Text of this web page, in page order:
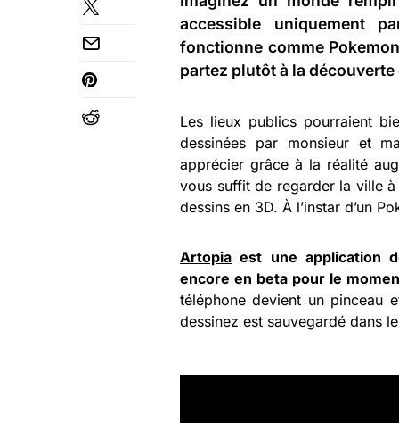
accessible uniquement
fonctionne comme
partez plutôt à la
Les lieux publics pourraient
dessinées par monsieur et
apprécier grâce à la réalité
vous suffit de regarder la ville
dessins en 3D. À l’instar d’un
Artopia est une application
encore en beta pour le
téléphone devient un pinceau
dessinez est sauvegardé dans